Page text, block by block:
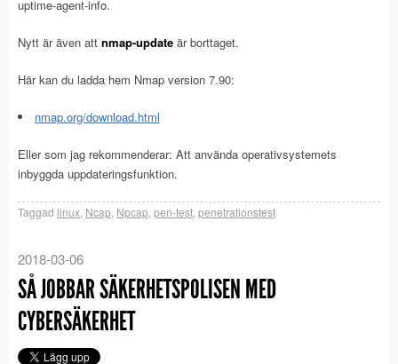
uptime-agent-info.
Nytt är även att nmap-update är borttaget.
Här kan du ladda hem Nmap version 7.90:
nmap.org/download.html
Eller som jag rekommenderar: Att använda operativsystemets
inbyggda uppdateringsfunktion.
Taggad linux Ncap Npcap pen-test penetrationstest
2018-03-06
SÅ JOBBAR SÄKERHETSPOLISEN MED
CYBERSÄKERHET